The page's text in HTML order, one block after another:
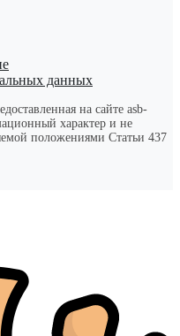
данных
на сайте asb-
характер и не
положениями Статьи 437